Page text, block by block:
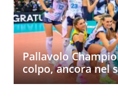
Pallavolo
colpo, ancora nel